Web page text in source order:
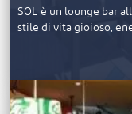
SOL è un lounge bar
stile di vita gioioso,